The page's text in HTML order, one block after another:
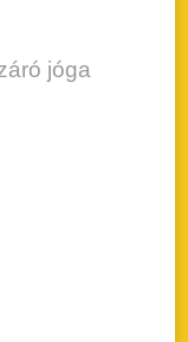
jóga